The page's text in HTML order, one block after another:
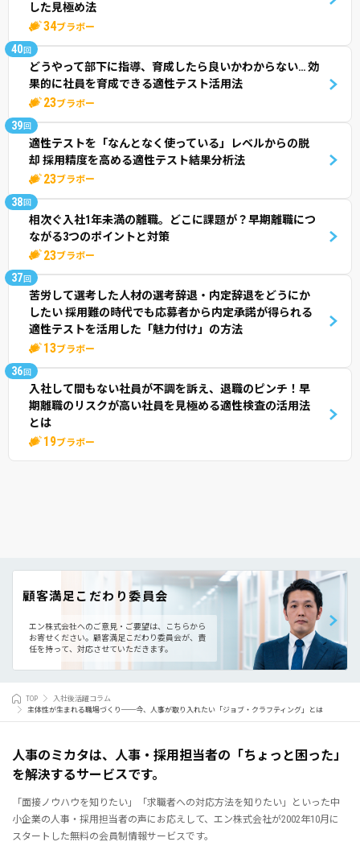
した見極め法
34ブラボー
40回
どうやって部下に指導、育成したら良いかわからない… 効
果的に社員を育成できる適性テスト活用法
23ブラボー
39回
適性テストを「なんとなく使っている」レベルからの脱
却 採用精度を高める適性テスト結果分析法
23ブラボー
38回
相次ぐ入社1年未満の離職。どこに課題が？早期離職につ
ながる3つのポイントと対策
23ブラボー
37回
苦労して選考した人材の選考辞退・内定辞退をどうにか
したい 採用難の時代でも応募者から内定承諾が得られる
適性テストを活用した「魅力付け」の方法
13ブラボー
36回
入社して間もない社員が不調を訴え、退職のピンチ！早
期離職のリスクが高い社員を見極める適性検査の活用法
とは
19ブラボー
顧客満足こだわり委員会
エン株式会社へのご意見・ご要望は、こちらから
お寄せください。 顧客満足こだわり委員会が、責
任を持って、対応させていただきます。
TOP
入社後活躍コラム
主体性が生まれる職場づくり──今、人事が取り入れたい「ジョブ・クラフティング」とは
人事のミカタは、人事・採用担当者の「ちょっと困った」
を解決するサービスです。
「面接ノウハウを知りたい」「求職者への対応方法を知りたい」といった中
小企業の人事・採用担当者の声にお応えして、エン株式会社が2002年10月に
スタートした無料の会員制情報サービスです。